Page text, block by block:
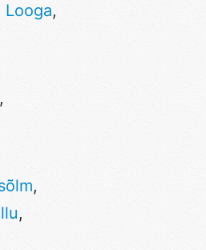
Looga,
,
,
,